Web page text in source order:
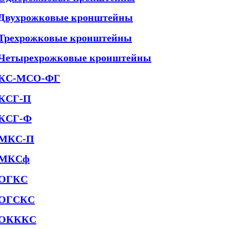
кронштейны
кронштейны
кронштейны
МСО-ФГ
П
Ф
П